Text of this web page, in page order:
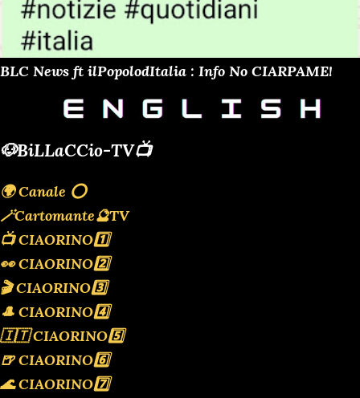
BLC News ft ilPopolodItalia : Info No CIARPAME!
🐶BiLLaCCio-TV📺
🌍 Canale ⭕️
🪄Cartomante🔮TV
📺 CIAORINO1️⃣
👀 CIAORINO2️⃣
🎬 CIAORINO3️⃣
🎩 CIAORINO4️⃣
🇮🇹 CIAORINO5️⃣
🍺 CIAORINO6️⃣
🌊 CIAORINO7️⃣